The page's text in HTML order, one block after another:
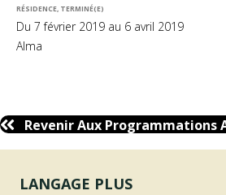
RÉSIDENCE, TERMINÉ(E)
Du 7 février 2019 au 6 avril 2019
Alma
Revenir Aux Programmations
LANGAGE PLUS